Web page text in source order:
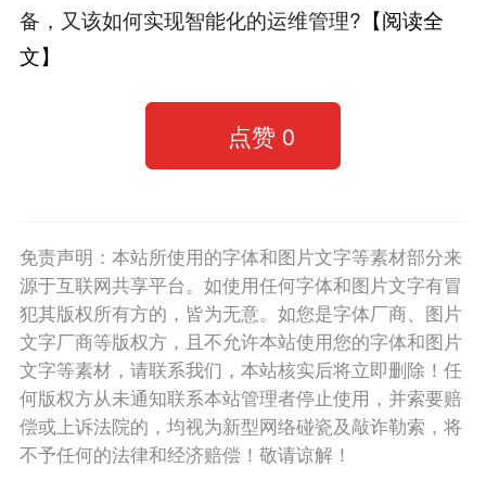
备，又该如何实现智能化的运维管理? 【阅读全
文】
点赞 0
免责声明：本站所使用的字体和图片文字等素材部分来
源于互联网共享平台。如使用任何字体和图片文字有冒
犯其版权所有方的，皆为无意。如您是字体厂商、图片
文字厂商等版权方，且不允许本站使用您的字体和图片
文字等素材，请联系我们，本站核实后将立即删除！任
何版权方从未通知联系本站管理者停止使用，并索要赔
偿或上诉法院的，均视为新型网络碰瓷及敲诈勒索，将
不予任何的法律和经济赔偿！敬请谅解！